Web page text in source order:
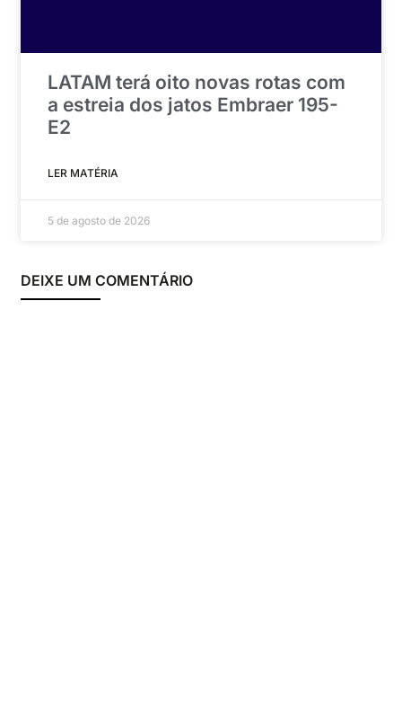
LATAM terá oito novas rotas com
a estreia dos jatos Embraer 195-
E2
LER MATÉRIA
5 de agosto de 2026
DEIXE UM COMENTÁRIO